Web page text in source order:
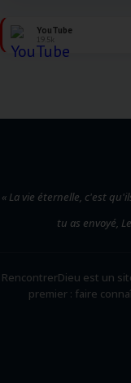
YouTube
19.5k
« La vie éternelle, c'est
tu as envoyé,
RencontrerDieu est un
premier : faire